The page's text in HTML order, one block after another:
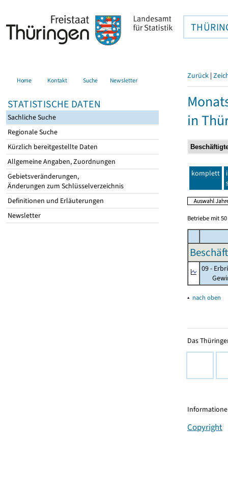
Home Kontakt Suche Newsletter
STATISTISCHE DATEN
Sachliche Suche
Regionale Suche
Kürzlich bereitgestellte Daten
Allgemeine Angaben, Zuordnungen
Gebietsveränderungen,
Änderungen zum Schlüsselverzeichnis
Definitionen und Erläuterungen
Newsletter
Zurück |
in
komplett
Betriebe mit
09 -
▴ nach oben
Das
Copyright